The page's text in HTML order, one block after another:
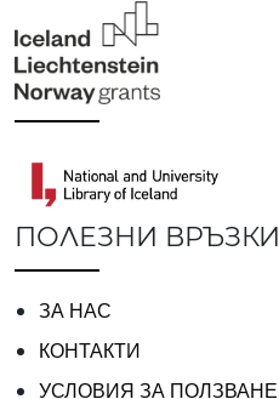
ПОЛЕЗНИ ВРЪЗКИ
ЗА НАС
КОНТАКТИ
УСЛОВИЯ ЗА ПОЛЗВАНЕ